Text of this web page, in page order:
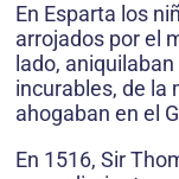
En Esparta los
arrojados por el
lado,
incurables, de la
ahogaban en el
En 1516, Sir